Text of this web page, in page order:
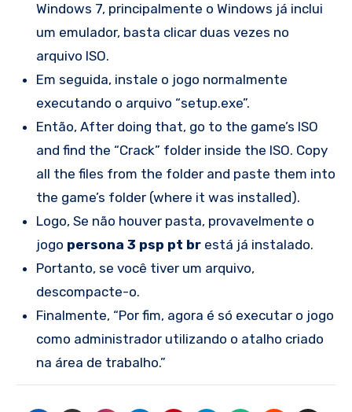
Windows 7, principalmente o Windows já inclui
um emulador, basta clicar duas vezes no
arquivo ISO.
Em seguida, instale o jogo normalmente
executando o arquivo “setup.exe”.
Então, After doing that, go to the game’s ISO
and find the “Crack” folder inside the ISO. Copy
all the files from the folder and paste them into
the game’s folder (where it was installed).
Logo, Se não houver pasta, provavelmente o
jogo persona 3 psp pt brestá já instalado.
Portanto, se você tiver um arquivo,
descompacte-o.
Finalmente, “Por fim, agora é só executar o jogo
como administrador utilizando o atalho criado
na área de trabalho.”